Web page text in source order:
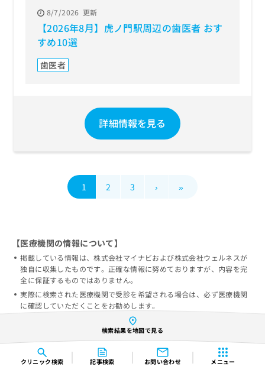
クリニック検索 記事検索 お問い合わせ メニュー
8/7/2026 更新
【2026年8月】虎ノ門駅周辺の歯医者 おす
すめ10選
歯医者
詳細情報を見る
1 2 3 › »
検索結果を地図で見る
【医療機関の情報について】
掲載している情報は、株式会社マイナビおよび株式会社ウェルネスが
独自に収集したものです。正確な情報に努めておりますが、内容を完
全に保証するものではありません。
実際に検索された医療機関で受診を希望される場合は、必ず医療機関
に確認していただくことをお勧めします。
当サービスによって生じた損害について、株式会社マイナビ及び株式
会社ウェルネスではその賠償の責任を一切負わないものとします。
情報の誤りを発見された方は
掲載情報の修正依頼フォーム
からご連
絡をいただければ幸いです。